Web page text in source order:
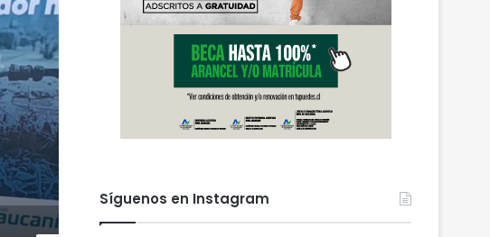
Nuevas
concejal Fredy Cartes
mejores estándares
Síguenos en Instagram